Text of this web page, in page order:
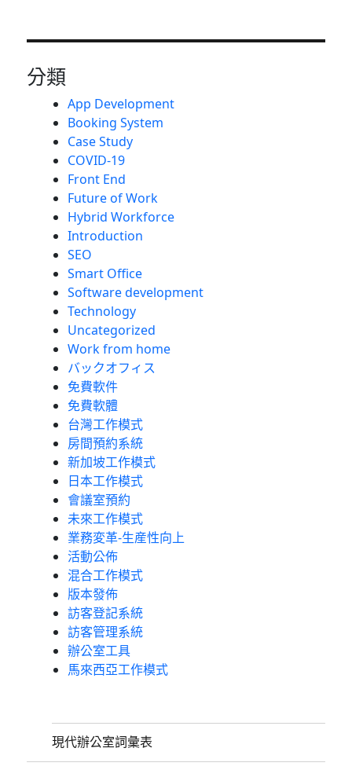
分類
App Development
Booking System
Case Study
COVID-19
Front End
Future of Work
Hybrid Workforce
Introduction
SEO
Smart Office
Software development
Technology
Uncategorized
Work from home
バックオフィス
免費軟件
免費軟體
台灣工作模式
房間預約系統
新加坡工作模式
日本工作模式
會議室預約
未來工作模式
業務変革-生産性向上
活動公佈
混合工作模式
版本發佈
訪客登記系統
訪客管理系統
辦公室工具
馬來西亞工作模式
現代辦公室詞彙表